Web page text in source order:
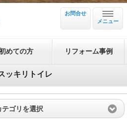
メニュー
お問合せ
めての方 リフォーム事例
ッキリトイレ
テゴリを選択